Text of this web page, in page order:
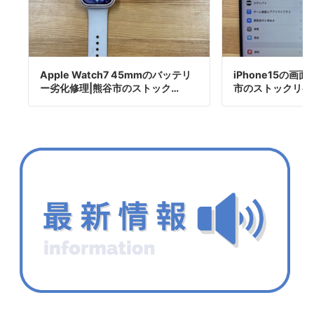
Apple Watch7 45mmのバッテリ
ー劣化修理|熊谷市のストック…
iPhone15の画面
市のストックリペ